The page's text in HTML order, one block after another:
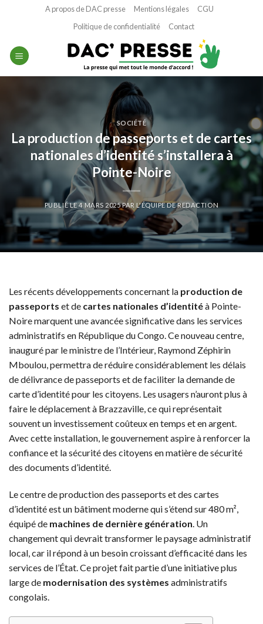
A propos de DAC presse Mentions légales
CGU
Politique de confidentialité
Contact
SOCIÉTÉ
La production de passeports et de cartes
nationales d’identité s’installera à
Pointe-Noire
PUBLIÉ LE4 MARS 2025PAR L'ÉQUIPE DE REDACTION
Les récents développements concernant la production de
passeports et de cartes nationales d’identitéà Pointe-
Noire marquent une avancée significative dans les services
administratifs en République du Congo. Ce nouveau centre,
inauguré par le ministre de l’Intérieur, Raymond Zéphirin
Mboulou, permettra de réduire considérablement les délais
de délivrance de passeports et de faciliter la demande de
carte d’identité pour les citoyens. Les usagers n’auront plus à
faire le déplacement à Brazzaville, ce qui représentait
souvent un investissement coûteux en temps et en argent.
Avec cette installation, le gouvernement aspire à renforcer la
confiance et la sécurité des citoyens en matière de sécurité
des documents d’identité.
Le centre de production des passeports et des cartes
d’identité est un bâtiment moderne qui s’étend sur 480 m²,
équipé de machines de dernière génération . Un
changement qui devrait transformer le paysage administratif
local, car il répond à un besoin croissant d’efficacité dans les
services de l’État. Ce projet fait partie d’une initiative plus
large de modernisation des systèmes administratifs
congolais.